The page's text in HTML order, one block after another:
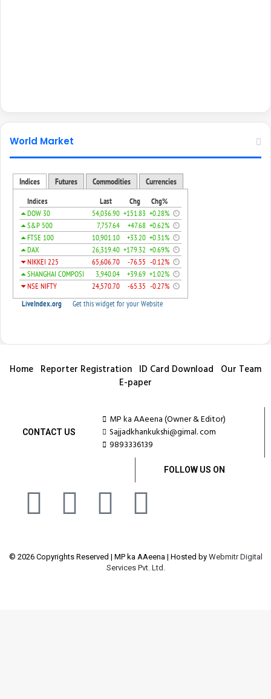
World Market
Home Reporter Registration ID Card Download Our Team
E-paper
CONTACT US
MP ka AAeena (Owner & Editor)
Sajjadkhankukshi@gimal. com
9893336139
FOLLOW US ON
© 2026 Copyrights Reserved | MP ka AAeena | Hosted by Webmitr Digital
Services Pvt. Ltd.